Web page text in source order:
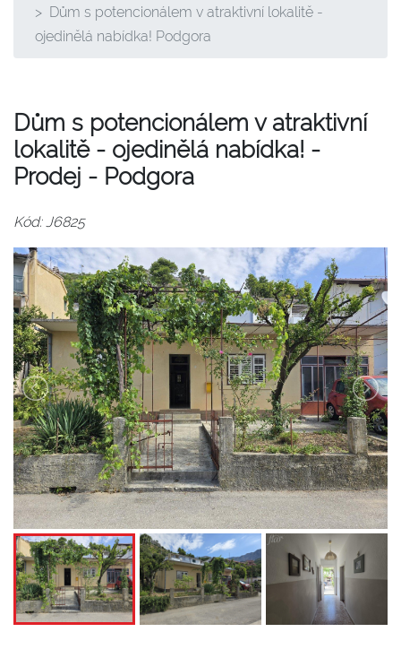
Dům s potencionálem v atraktivní lokalitě -
ojedinělá nabídka! Podgora
Dům s potencionálem v atraktivní
lokalitě - ojedinělá nabídka! -
Prodej - Podgora
Kód: J6825